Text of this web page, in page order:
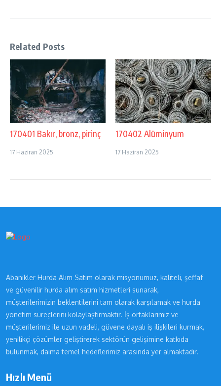
Related Posts
170401 Bakır, bronz, pirinç
17 Haziran 2025
170402 Alüminyum
17 Haziran 2025
Abanikler Hurda Alım Satım olarak misyonumuz, kaliteli, şeffaf
ve güvenilir hurda alım satım hizmetleri sunarak,
müşterilerimizin beklentilerini tam olarak karşılamak ve hurda
yönetim süreçlerini kolaylaştırmaktır. İş ortaklarımız ve
müşterilerimiz ile uzun vadeli, güvene dayalı iş ilişkileri kurmak,
yenilikçi çözümler geliştirerek sektörün gelişimine katkıda
bulunmak, daima temel hedeflerimiz arasında yer almaktadır.
Hızlı Menü